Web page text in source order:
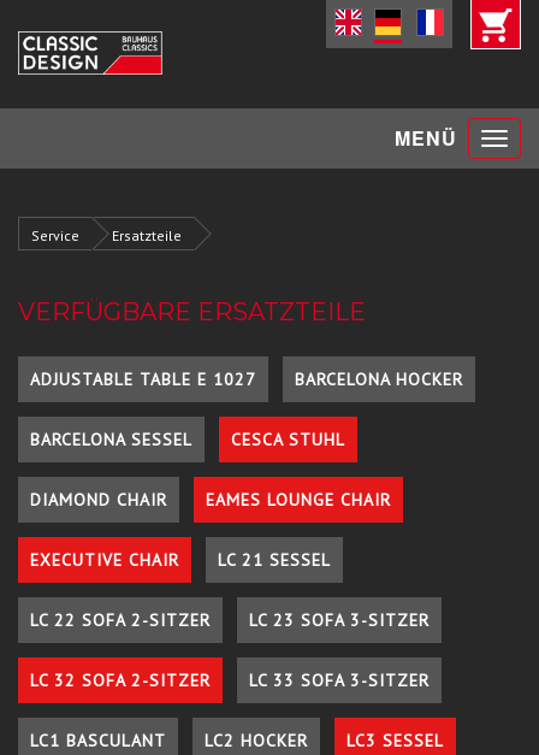
MENÜ Toggle
Service Ersatzteile
VERFÜGBARE ERSATZTEILE
ADJUSTABLE TABLE E 1027 BARCELONA HOCKER
BARCELONA SESSEL CESCA STUHL
DIAMOND CHAIR EAMES LOUNGE CHAIR
EXECUTIVE CHAIR LC 21 SESSEL
LC 22 SOFA 2-SITZER LC 23 SOFA 3-SITZER
LC 32 SOFA 2-SITZER LC 33 SOFA 3-SITZER
LC1 BASCULANT LC2 HOCKER LC3 SESSEL